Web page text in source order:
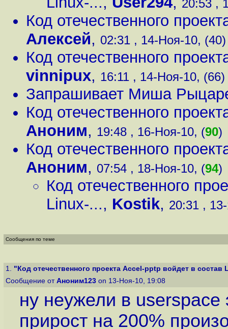
20:53 ,
Код отечественного
Алексей, 02:31 , 14-Ноя-10, (40)
Код отечественного
vinnipux, 16:11 , 14-Ноя-10, (66)
Запрашивает Миша
Код отечественного
Аноним, 19:48 , 16-Ноя-10, (90)
Код отечественного
Аноним, 07:54 , 18-Ноя-10, (94)
Код отечественного
Linux-..., Kostik, 20:31 ,
Сообщения по теме
1. "Код отечественного проекта Accel-pptp войдет в состав
Сообщение от Аноним123 on 13-Ноя-10, 19:08
ну неужели в userspace
прирост на 200%